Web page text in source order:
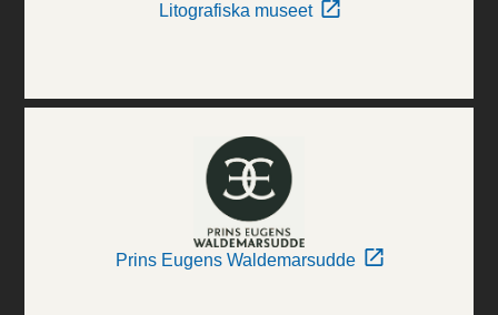
Litografiska museet
Prins Eugens Waldemarsudde